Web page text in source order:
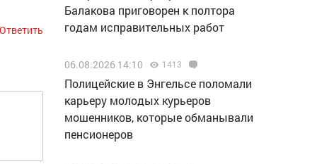
Ответить
Балакова приговорен к полтора
годам исправительных работ
06.08.2026 14:10 1413
Полицейские в Энгельсе поломали
карьеру молодых курьеров
мошенников, которые обманывали
пенсионеров